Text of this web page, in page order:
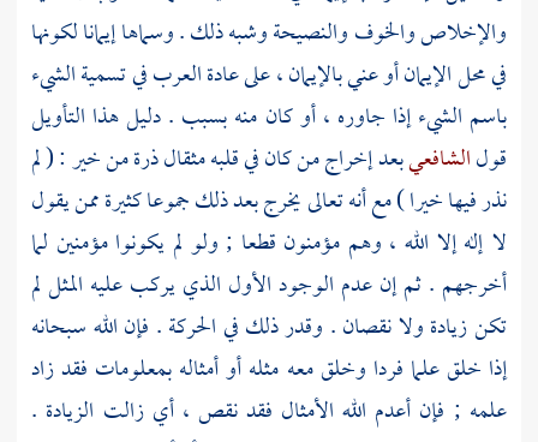
والإخلاص والخوف والنصيحة وشبه ذلك . وسماها إيمانا لكونها
في محل الإيمان أو عني بالإيمان ، على عادة العرب في تسمية الشيء
باسم الشيء إذا جاوره ، أو كان منه بسبب . دليل هذا التأويل
قولالشافعيبعد إخراج من كان في قلبه مثقال ذرة من خير : ( لم
نذر فيها خيرا ) مع أنه تعالى يخرج بعد ذلك جموعا كثيرة ممن يقول
لا إله إلا الله ، وهم مؤمنون قطعا ; ولو لم يكونوا مؤمنين لما
أخرجهم . ثم إن عدم الوجود الأول الذي يركب عليه المثل لم
تكن زيادة ولا نقصان . وقدر ذلك في الحركة . فإن الله سبحانه
إذا خلق علما فردا وخلق معه مثله أو أمثاله بمعلومات فقد زاد
علمه ; فإن أعدم الله الأمثال فقد نقص ، أي زالت الزيادة .